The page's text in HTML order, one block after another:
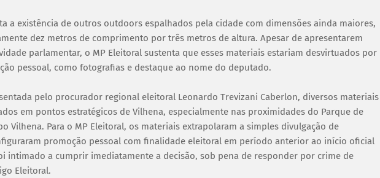
a existência de outros outdoors espalhados pela cidade com dimensões ainda maiores,
dez metros de comprimento por três metros de altura. Apesar de apresentarem
parlamentar, o MP Eleitoral sustenta que esses materiais estariam desvirtuados por
pessoal, como fotografias e destaque ao nome do deputado.
pelo procurador regional eleitoral Leonardo Trevizani Caberlon, diversos materiais
em pontos estratégicos de Vilhena, especialmente nas proximidades do Parque de
Vilhena. Para o MP Eleitoral, os materiais extrapolaram a simples divulgação de
promoção pessoal com finalidade eleitoral em período anterior ao início oficial
intimado a cumprir imediatamente a decisão, sob pena de responder por crime de
Eleitoral.